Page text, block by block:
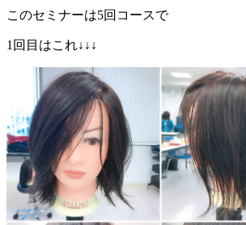
このセミナーは5回コースで
1回目はこれ↓↓↓